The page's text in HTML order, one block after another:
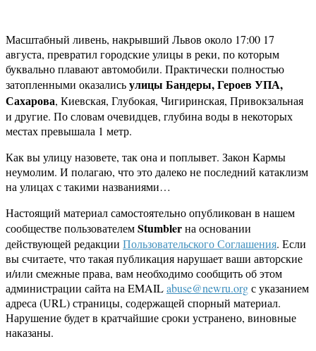
Масштабный ливень, накрывший Львов около 17:00 17
августа, превратил городские улицы в реки, по которым
буквально плавают автомобили. Практически полностью
затопленными оказалисьулицы Бандеры, Героев УПА,
Сахарова, Киевская, Глубокая, Чигиринская, Привокзальная
и другие. По словам очевидцев, глубина воды в некоторых
местах превышала 1 метр.
Как вы улицу назовете, так она и поплывет. Закон Кармы
неумолим. И полагаю, что это далеко не последний катаклизм
на улицах с такими названиями…
Настоящий материал самостоятельно опубликован в нашем
сообществе пользователемStumblerна основании
действующей редакции Пользовательского Соглашения. Если
вы считаете, что такая публикация нарушает ваши авторские
и/или смежные права, вам необходимо сообщить об этом
администрации сайта на EMAILabuse@newru.orgс указанием
адреса (URL) страницы, содержащей спорный материал.
Нарушение будет в кратчайшие сроки устранено, виновные
наказаны.